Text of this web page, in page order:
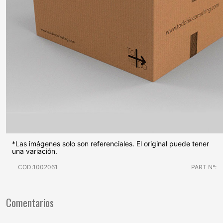
*Las imágenes solo son referenciales. El original puede tener
una variación.
COD:1002061 PART N°:
Comentarios